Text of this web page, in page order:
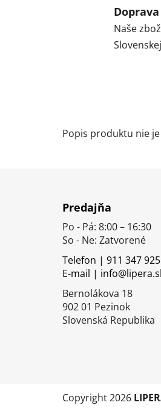
Naše
Popis produktu nie
Predajňa
Po - Pá: 8:00 – 16:30
So - Ne: Zatvorené
Telefon | 911 347 925
E-mail |
Bernolákova 18
902 01 Pezinok
Slovenská Republika
Copyright 2026